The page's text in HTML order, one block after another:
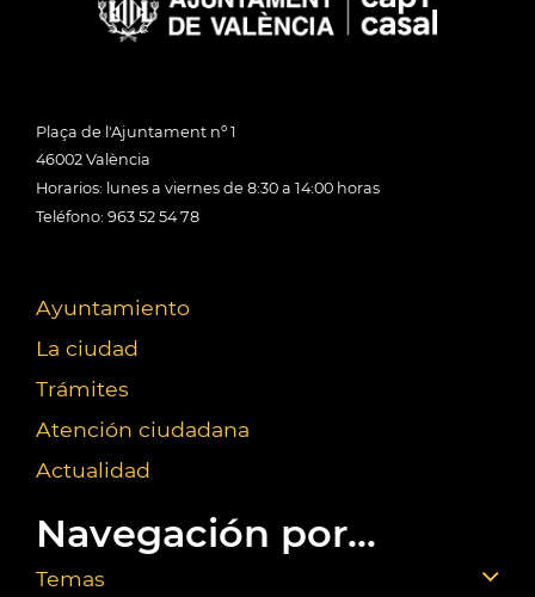
Plaça de l'Ajuntament nº 1
46002 València
Horarios: lunes a viernes de 8:30 a 14:00 horas
Teléfono: 963 52 54 78
Ayuntamiento
La ciudad
Trámites
Atención ciudadana
Actualidad
Navegación por...
Temas